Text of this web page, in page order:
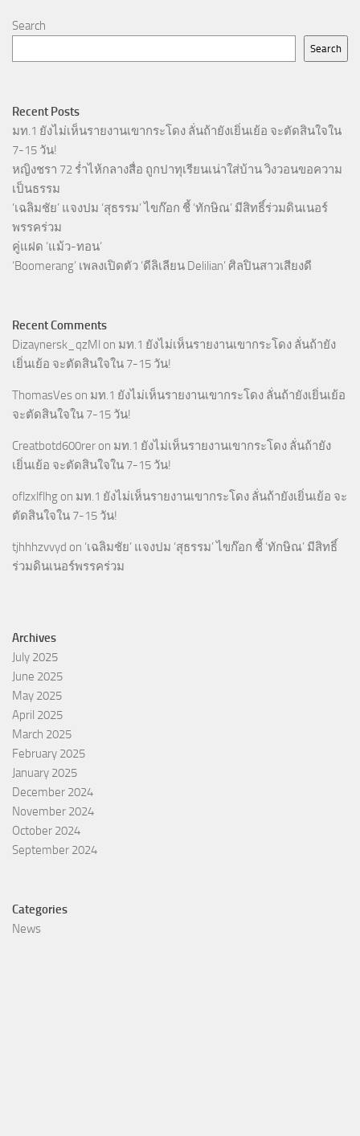
Search
Search
Recent Posts
มท.1 ยังไม่เห็นรายงานเขากระโดง ลั่นถ้ายังเยิ่นเย้อ จะตัดสินใจใน
7-15 วัน!
หญิงชรา 72 ร่ำไห้กลางสื่อ ถูกปาทุเรียนเน่าใส่บ้าน วิงวอนขอความ
เป็นธรรม
‘เฉลิมชัย’ แจงปม ‘สุธรรม’ ไขก๊อก ชี้ ‘ทักษิณ’ มีสิทธิ์ร่วมดินเนอร์
พรรคร่วม
คู่แฝด ‘แม้ว-ทอน’
‘Boomerang’ เพลงเปิดตัว ‘ดีลิเลียน Delilian’ ศิลปินสาวเสียงดี
Recent Comments
Dizaynersk_qzMl on มท.1 ยังไม่เห็นรายงานเขากระโดง ลั่นถ้ายัง
เยิ่นเย้อ จะตัดสินใจใน 7-15 วัน!
ThomasVes on มท.1 ยังไม่เห็นรายงานเขากระโดง ลั่นถ้ายังเยิ่นเย้อ
จะตัดสินใจใน 7-15 วัน!
Creatbotd600rer on มท.1 ยังไม่เห็นรายงานเขากระโดง ลั่นถ้ายัง
เยิ่นเย้อ จะตัดสินใจใน 7-15 วัน!
oflzxlflhg on มท.1 ยังไม่เห็นรายงานเขากระโดง ลั่นถ้ายังเยิ่นเย้อ จะ
ตัดสินใจใน 7-15 วัน!
tjhhhzvvyd on ‘เฉลิมชัย’ แจงปม ‘สุธรรม’ ไขก๊อก ชี้ ‘ทักษิณ’ มีสิทธิ์
ร่วมดินเนอร์พรรคร่วม
Archives
July 2025
June 2025
May 2025
April 2025
March 2025
February 2025
January 2025
December 2024
November 2024
October 2024
September 2024
Categories
News